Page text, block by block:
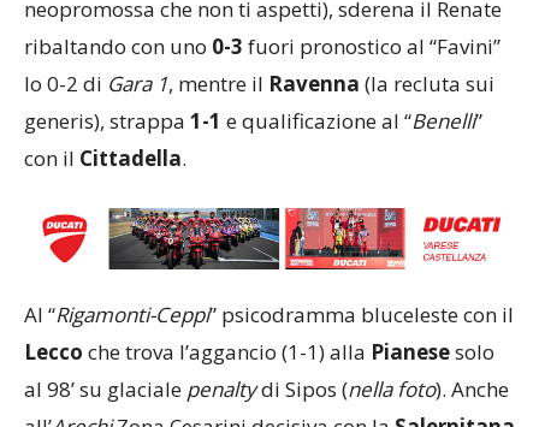
neopromossa che non ti aspetti), sderena il Renate
ribaltando con uno 0-3 fuori pronostico al “Favini”
lo 0-2 di Gara 1, mentre il Ravenna (la recluta sui
generis), strappa 1-1 e qualificazione al “Benelli”
con il Cittadella.
Rigamonti-Ceppi
” psicodramma bluceleste con il
che trova l’aggancio (1-1) alla
al 98’ su glaciale penalty di Sipos ( nella foto
). Anche